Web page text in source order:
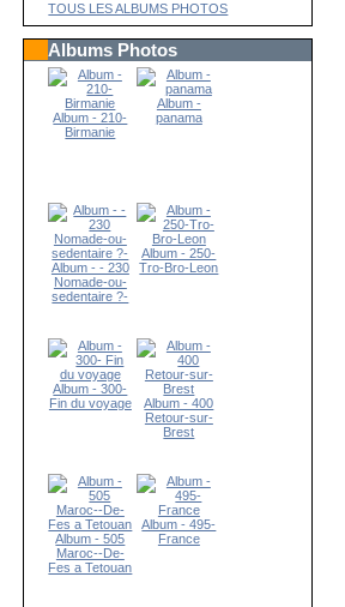
TOUS LES ALBUMS PHOTOS
Albums Photos
Album - 210-
Birmanie
Album -
panama
Album - - 230
Nomade-ou-
sedentaire ?-
Album - 250-
Tro-Bro-Leon
Album - 300-
Fin du voyage
Album - 400
Retour-sur-
Brest
Album - 505
Maroc--De-
Fes a Tetouan
Album - 495-
France